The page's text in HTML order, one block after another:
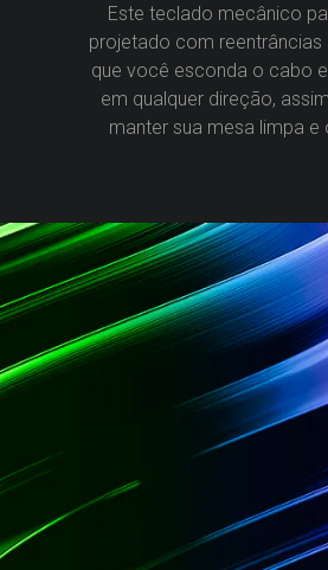
Este teclado mecânico
projetado com reentrâncias
que você esconda o cabo
em qualquer direção,
manter sua mesa limpa e